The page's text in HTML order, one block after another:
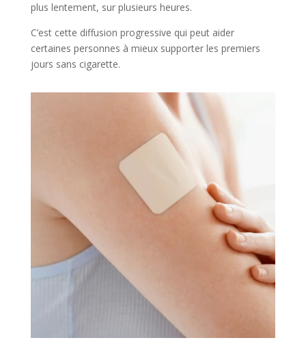
plus lentement, sur plusieurs heures.
C’est cette diffusion progressive qui peut aider
certaines personnes à mieux supporter les premiers
jours sans cigarette.